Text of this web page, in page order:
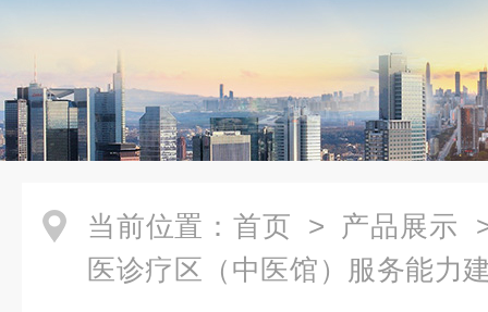
当前位置： 首页 > 产品展示
医诊疗区（中医馆）服务能力